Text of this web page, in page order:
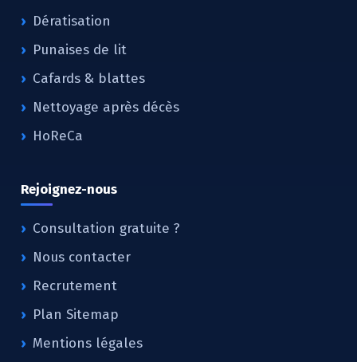
Dératisation
Punaises de lit
Cafards & blattes
Nettoyage après décès
HoReCa
Rejoignez-nous
Consultation gratuite ?
Nous contacter
Recrutement
Plan Sitemap
Mentions légales